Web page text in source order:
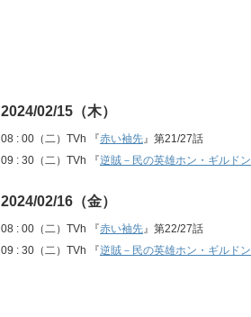
2024/02/15（木）
08 : 00（二）TVh 『赤い袖先 』第21/27話
09 : 30（二）TVh 『逆賊－民の英雄ホン・ギルドン
2024/02/16（金）
08 : 00（二）TVh 『赤い袖先 』第22/27話
09 : 30（二）TVh 『逆賊－民の英雄ホン・ギルドン